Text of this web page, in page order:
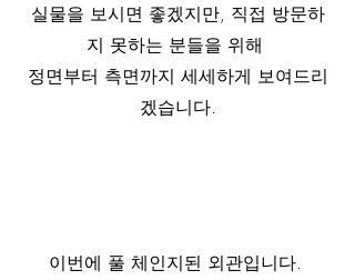
실물을 보시면 좋겠지만, 직접 방문하
지 못하는 분들을 위해
정면부터 측면까지 세세하게 보여드리
겠습니다.
이번에 풀 체인지된 외관입니다.